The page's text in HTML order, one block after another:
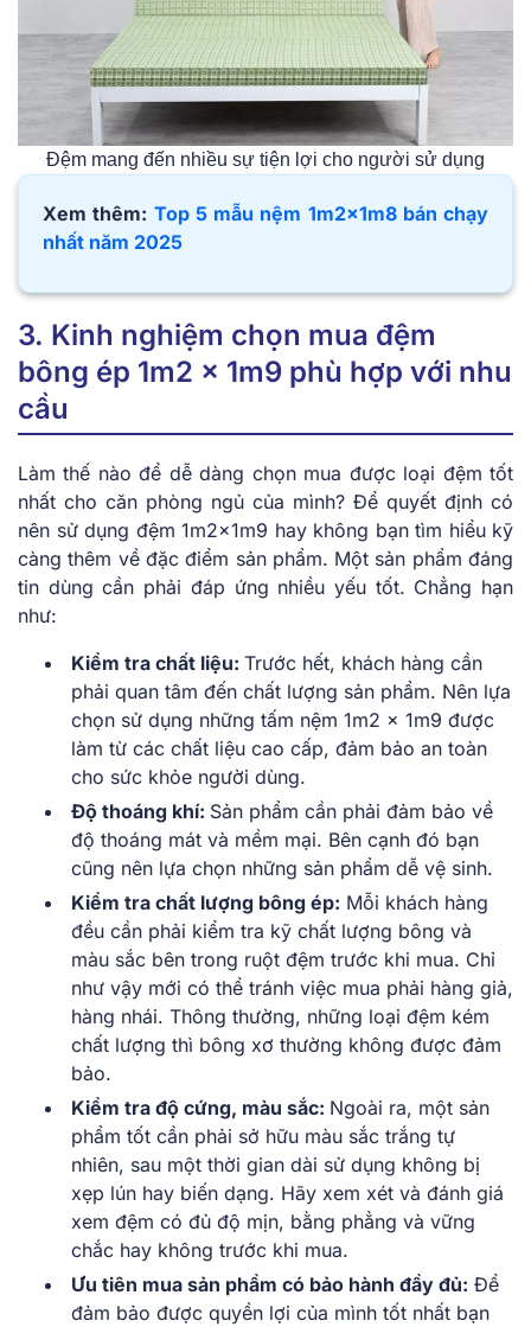
Đệm mang đến nhiều sự tiện lợi cho người sử dụng
Xem thêm: Top 5 mẫu nệm 1m2x1m8 bán chạy
nhất năm 2025
3. Kinh nghiệm chọn mua đệm
bông ép 1m2 x 1m9 phù hợp với nhu
cầu
Làm thế nào để dễ dàng chọn mua được loại đệm tốt
nhất cho căn phòng ngủ của mình? Để quyết định có
nên sử dụng đệm 1m2x1m9 hay không bạn tìm hiểu kỹ
càng thêm về đặc điểm sản phẩm. Một sản phẩm đáng
tin dùng cần phải đáp ứng nhiều yếu tốt. Chẳng hạn
như:
Kiểm tra chất liệu: Trước hết, khách hàng cần
phải quan tâm đến chất lượng sản phẩm. Nên lựa
chọn sử dụng những tấm nệm 1m2 x 1m9 được
làm từ các chất liệu cao cấp, đảm bảo an toàn
cho sức khỏe người dùng.
Độ thoáng khí: Sản phẩm cần phải đảm bảo về
độ thoáng mát và mềm mại. Bên cạnh đó bạn
cũng nên lựa chọn những sản phẩm dễ vệ sinh.
Kiểm tra chất lượng bông ép: Mỗi khách hàng
đều cần phải kiểm tra kỹ chất lượng bông và
màu sắc bên trong ruột đệm trước khi mua. Chỉ
như vậy mới có thể tránh việc mua phải hàng giả,
hàng nhái. Thông thường, những loại đệm kém
chất lượng thì bông xơ thường không được đảm
bảo.
Kiểm tra độ cứng, màu sắc: Ngoài ra, một sản
phẩm tốt cần phải sở hữu màu sắc trắng tự
nhiên, sau một thời gian dài sử dụng không bị
xẹp lún hay biến dạng. Hãy xem xét và đánh giá
xem đệm có đủ độ mịn, bằng phẳng và vững
chắc hay không trước khi mua.
Ưu tiên mua sản phẩm có bảo hành đầy đủ: Để
đảm bảo được quyền lợi của mình tốt nhất bạn